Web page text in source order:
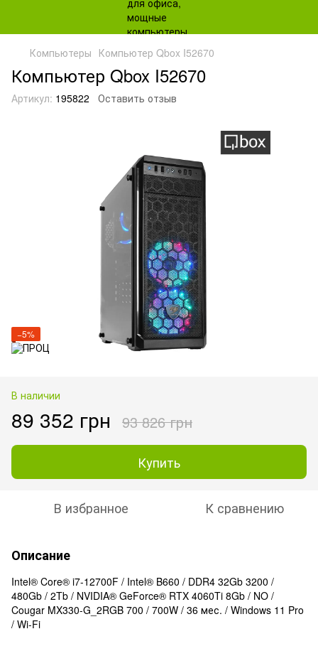
Компьютеры Компьютер Qbox I52670
Компьютер Qbox I52670
Артикул: 195822 Оставить отзыв
−5%
В наличии
89 352 грн 93 826 грн
Купить
В избранное К сравнению
Описание
Intel® Core® i7-12700F / Intel® B660 / DDR4 32Gb 3200 /
480Gb / 2Tb / NVIDIA® GeForce® RTX 4060Ti 8Gb / NO /
Cougar MX330-G_2RGB 700 / 700W / 36 мес. / Windows 11 Pro
/ Wi-Fi